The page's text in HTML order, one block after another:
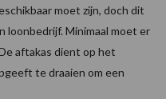
moet zijn, doch dit
loonbedrijf. Minimaal moet er
aftakas dient op het
te draaien om een